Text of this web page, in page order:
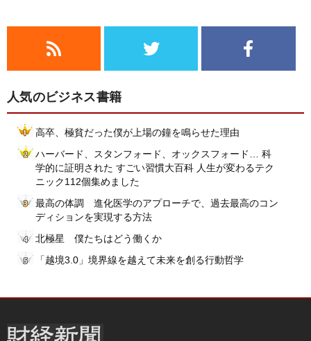
人気のビジネス書籍
高卒、極貧だった僕が上場の鐘を鳴らせた理由
ハーバード、スタンフォード、オックスフォード… 科
学的に証明された すごい習慣大百科 人生が変わるテク
ニック112個集めました
最高の体調 進化医学のアプローチで、過去最高のコン
ディションを実現する方法
北極星 僕たちはどう働くか
「越境3.0」境界線を越えて未来を創る行動哲学